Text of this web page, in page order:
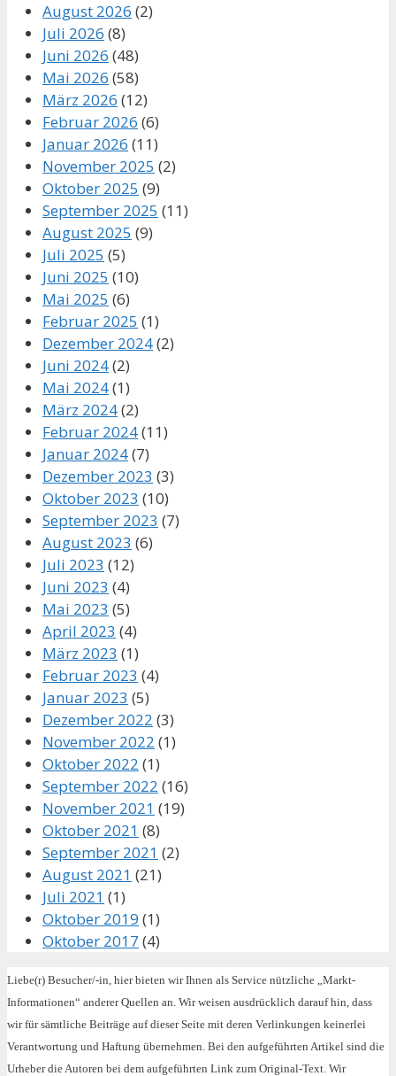
August 2026 (2)
Juli 2026 (8)
Juni 2026 (48)
Mai 2026 (58)
März 2026 (12)
Februar 2026 (6)
Januar 2026 (11)
November 2025 (2)
Oktober 2025 (9)
September 2025 (11)
August 2025 (9)
Juli 2025 (5)
Juni 2025 (10)
Mai 2025 (6)
Februar 2025 (1)
Dezember 2024(2)
Juni 2024(2)
Mai 2024(1)
März 2024(2)
Februar 2024(11)
Januar 2024(7)
Dezember 2023 (3)
Oktober 2023 (10)
September 2023 (7)
August 2023 (6)
Juli 2023 (12)
Juni 2023 (4)
Mai 2023 (5)
April 2023 (4)
März 2023 (1)
Februar 2023 (4)
Januar 2023 (5)
Dezember 2022 (3)
November 2022 (1)
Oktober 2022 (1)
September 2022 (16)
November 2021 (19)
Oktober 2021 (8)
September 2021 (2)
August 2021 (21)
Juli 2021 (1)
Oktober 2019 (1)
Oktober 2017 (4)
Liebe(r) Besucher/-in, hier bieten wir Ihnen als Service nützliche „Markt-
Informationen“ anderer Quellen an. Wir weisen ausdrücklich darauf hin, dass
wir für sämtliche Beiträge auf dieser Seite mit deren Verlinkungen keinerlei
Verantwortung und Haftung übernehmen. Bei den aufgeführten Artikel sind die
Urheber die Autoren bei dem aufgeführten Link zum Original-Text. Wir